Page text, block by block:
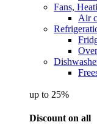
Fans,
Air
up to 25%
Discount on all